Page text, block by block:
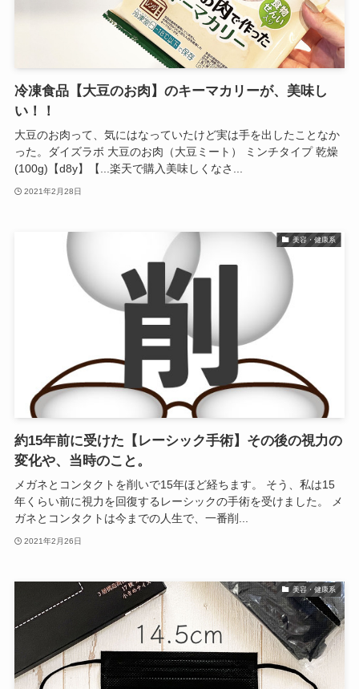
冷凍食品【大豆のお肉】のキーマカリーが、美味し
い！！
大豆のお肉って、気にはなっていたけど実は手を出したことなか
った。ダイズラボ 大豆のお肉（大豆ミート） ミンチタイプ 乾燥
(100g)【d8y】【...楽天で購入美味しくなさ...
2021年2月28日
美容・健康系
約15年前に受けた【レーシック手術】その後の視力の
変化や、当時のこと。
メガネとコンタクトを削いで15年ほど経ちます。 そう、私は15
年くらい前に視力を回復するレーシックの手術を受けました。 メ
ガネとコンタクトは今までの人生で、一番削...
2021年2月26日
美容・健康系